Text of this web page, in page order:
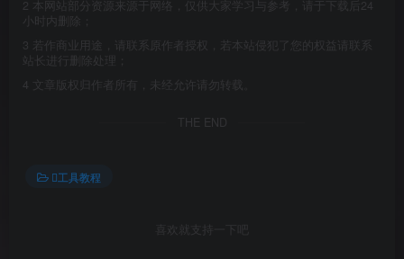
2 本网站部分资源来源于网络，仅供大家学习与参考，请于下载后24
小时内删除；
3 若作商业用途，请联系原作者授权，若本站侵犯了您的权益请联系
站长进行删除处理；
4 文章版权归作者所有，未经允许请勿转载。
THE END
工具教程
喜欢就支持一下吧